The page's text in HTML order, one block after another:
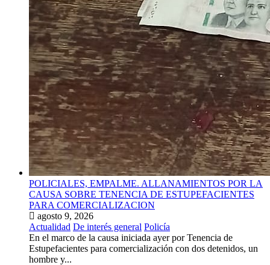
POLICIALES, EMPALME. ALLANAMIENTOS POR LA
CAUSA SOBRE TENENCIA DE ESTUPEFACIENTES
PARA COMERCIALIZACION
agosto 9, 2026
Actualidad De interés general Policía
En el marco de la causa iniciada ayer por Tenencia de
Estupefacientes para comercialización con dos detenidos, un
hombre y...